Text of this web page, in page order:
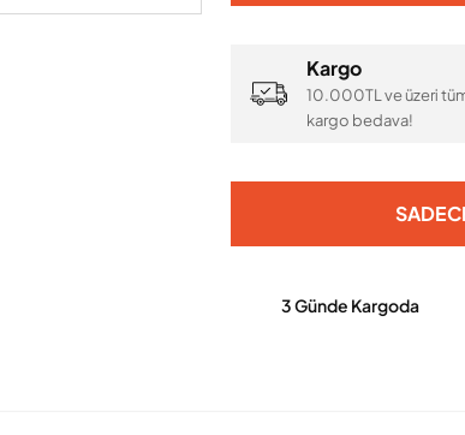
Kargo
10.000TL ve üzeri
kargo bedava!
3 Günde Kargoda